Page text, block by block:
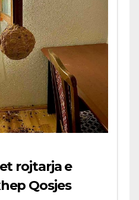
rojtarja e
Qosjes